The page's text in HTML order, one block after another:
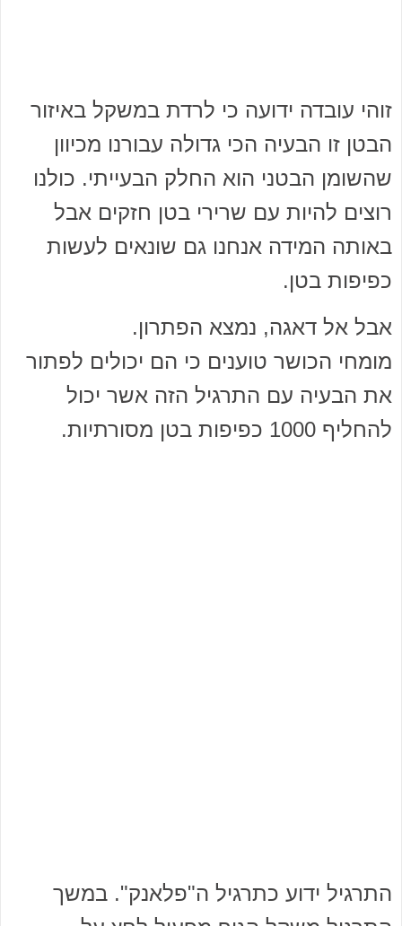
זוהי עובדה ידועה כי לרדת במשקל באיזור
הבטן זו הבעיה הכי גדולה עבורנו מכיוון
שהשומן הבטני הוא החלק הבעייתי. כולנו
רוצים להיות עם שרירי בטן חזקים אבל
באותה המידה אנחנו גם שונאים לעשות
כפיפות בטן.
אבל אל דאגה, נמצא הפתרון.
מומחי הכושר טוענים כי הם יכולים לפתור
את הבעיה עם התרגיל הזה אשר יכול
להחליף 1000 כפיפות בטן מסורתיות.
התרגיל ידוע כתרגיל ה"פלאנק". במשך